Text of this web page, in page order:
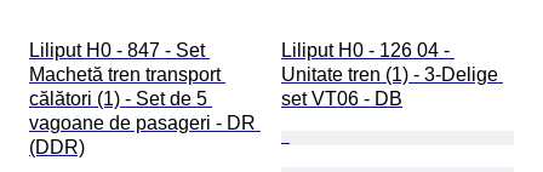
Liliput H0 - 847 - Set
Machetă tren transport
călători (1) - Set de 5
vagoane de pasageri - DR
(DDR)
Liliput H0 - 126 04 -
Unitate tren (1) - 3-Delige
set VT06 - DB